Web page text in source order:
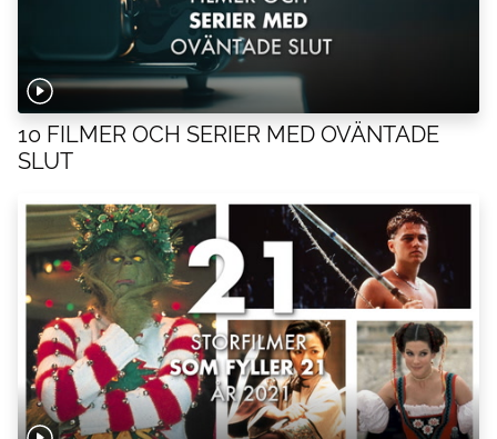
10 FILMER OCH SERIER MED OVÄNTADE
SLUT